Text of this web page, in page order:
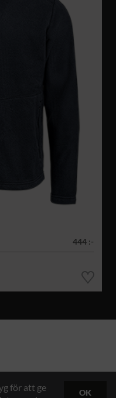
444 :-
för att ge
OK